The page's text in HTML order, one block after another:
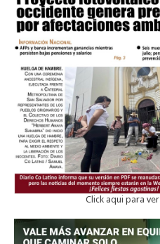
Click aqui para ver